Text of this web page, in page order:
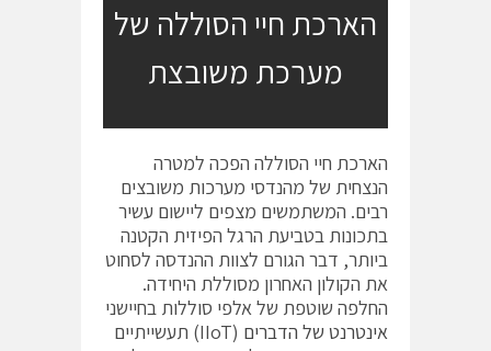
g
a
e
n
u
הארכת חיי הסוללה של
מערכת משובצת
הארכת חיי הסוללה הפכה למטרה
הנצחית של מהנדסי מערכות משובצים
רבים. המשתמשים מצפים ליישום עשיר
בתכונות בטביעת הרגל הפיזית הקטנה
ביותר, דבר הגורם לצוות ההנדסה לסחוט
את הקולון האחרון מסוללת היחידה.
החלפה שוטפת של אלפי סוללות בחיישני
אינטרנט של הדברים
(‎IIoT‎‏) תעשייתיים